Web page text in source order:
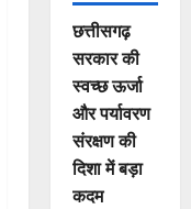
छत्तीसगढ़
सरकार की
स्वच्छ ऊर्जा
और पर्यावरण
संरक्षण की
दिशा में बड़ा
कदम